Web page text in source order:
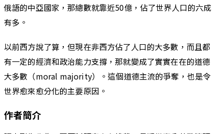
俄語的中亞國家，那總數就靠近50億，佔了世界人口的六成
有多。
以前西方說了算，但現在非西方佔了人口的大多數，而且都
有一定的經濟和政治能力支撐，那就變成了實實在在的道德
大多數（moral majority）。這個道德主流的爭奪，也是令
世界愈來愈分化的主要原因。
作者簡介